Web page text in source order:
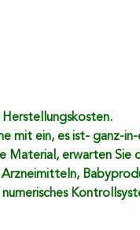
Herstellungskosten.
mit ein, es ist- ganz-
Material, erwarten Sie
Arzneimitteln,